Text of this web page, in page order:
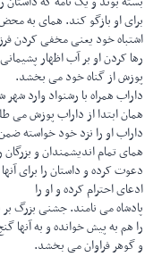
برای او بازگو کند. همای به
اشتباه خود یعنی مخفی کردن
رها کردن او بر آب اظهار
پوزش از گناه خود می بخشد.
داراب همراه با رشنواد وارد
همان ابتدا از داراب پوزش می
داراب او را نزد خود خواسته
همای تمام اندیشمندان و بزرگان
دعوت کرده و داستان را برای
ادعای احترام کرده و او را
پادشاه می نامند. جشنی بزرگ
را هم به پیش خوانده و به آنها
و گوهر فراوان می بخشد.